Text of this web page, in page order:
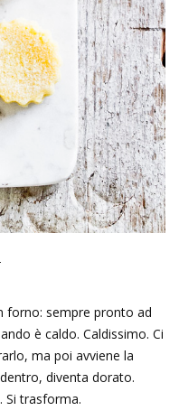
forno: sempre pronto ad
è caldo. Caldissimo. Ci
ma poi avviene la
diventa dorato.
Si trasforma.